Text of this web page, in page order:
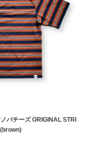
バチーズ ORIGINAL STRI